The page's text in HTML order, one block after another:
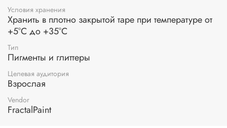
Пигмент шиммер "Бронза" 20 мл - это незаменимый
помощник для всех, кто любит экспериментировать и
творить. Позвольте своей фантазии разыграться и
создайте нечто по-настоящему волшебное с этим
удивительным продуктом!
Условия хранения
Хранить в плотно закрытой таре при температуре от
+5°С до +35°С
Тип
Пигменты и глиттеры
Целевая аудитория
Взрослая
Vendor
FractalPaint